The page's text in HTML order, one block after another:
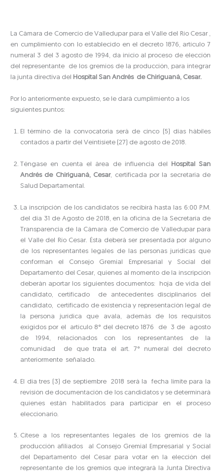
La Cámara de Comercio de Valledupar para el Valle del Río Cesar ,
en cumplimiento con lo establecido en el decreto 1876, artículo 7
numeral 3 del 3 agosto de 1994, da inicio al proceso de elección
del representante de los gremios de la producción, para integrar
la junta directiva del
Hospital San Andrés de Chiriguaná, Cesar.
Por lo anteriormente expuesto, se le dará cumplimiento a los
siguientes puntos:
El término de la convocatoria será de cinco (5) días hábiles
contados a partir del Veintisiete (27) de agosto de 2018.
Téngase en cuenta el área de influencia del
Hospital San
Andrés de Chiriguaná, Cesar, certificada por la secretaria de
Salud Departamental.
La inscripción de los candidatos se recibirá hasta las 6:00 P.M.
del día 31 de Agosto de 2018, en la oficina de la Secretaría de
Transparencia de la Cámara de Comercio de Valledupar para
el Valle del Río Cesar. Ésta deberá ser presentada por alguno
de los representantes legales de las personas jurídicas que
conforman el Consejo Gremial Empresarial y Social del
Departamento del Cesar, quienes al momento de la inscripción
deberán aportar los siguientes documentos: hoja de vida del
candidato, certificado de antecedentes disciplinarios del
candidato, certificado de existencia y representación legal de
la persona jurídica que avala, además de los requisitos
exigidos por el artículo 8° del decreto 1876 de 3 de agosto
de 1994, relacionados con los representantes de la
comunidad de que trata el art. 7° numeral del decreto
anteriormente señalado.
El día tres (3) de septiembre 2018 será la fecha límite para la
revisión de documentación de los candidatos y se determinará
quienes están habilitados para participar en el proceso
eleccionario.
Cítese a los representantes legales de los gremios de la
producción afiliados al Consejo Gremial Empresarial y Social
del Departamento del Cesar para votar en la elección del
representante de los gremios que integrará la Junta Directiva